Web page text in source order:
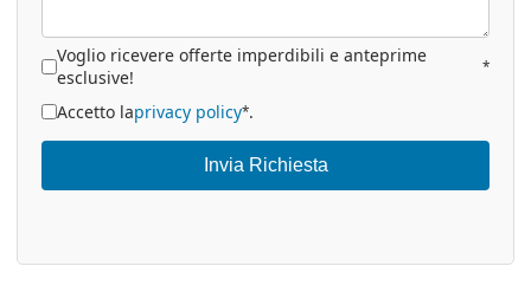
Voglio ricevere offerte imperdibili e anteprime
esclusive!
*
Accetto laprivacy policy*.
Invia Richiesta